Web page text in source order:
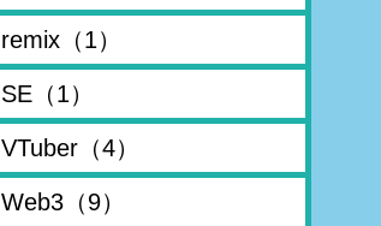
remix（1）
SE（1）
VTuber（4）
Web3（9）